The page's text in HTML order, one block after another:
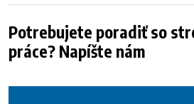
Potrebujete poradiť so
práce? Napíšte nám